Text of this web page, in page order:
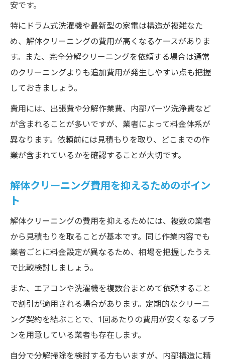
安です。
特にドラム式洗濯機や最新型の家電は構造が複雑なた
め、解体クリーニングの費用が高くなるケースがありま
す。また、完全分解クリーニングを依頼する場合は通常
のクリーニングよりも追加費用が発生しやすい点も把握
しておきましょう。
費用には、出張費や分解作業費、内部パーツ洗浄費など
が含まれることが多いですが、業者によって料金体系が
異なります。依頼前には見積もりを取り、どこまでの作
業が含まれているかを確認することが大切です。
解体クリーニング費用を抑えるためのポイン
ト
解体クリーニングの費用を抑えるためには、複数の業者
から見積もりを取ることが基本です。同じ作業内容でも
業者ごとに料金設定が異なるため、相場を把握したうえ
で比較検討しましょう。
また、エアコンや洗濯機を複数台まとめて依頼すること
で割引が適用される場合があります。定期的なクリーニ
ング契約を結ぶことで、1回あたりの費用が安くなるプラ
ンを用意している業者も存在します。
自分で分解掃除を検討する方もいますが、内部構造に精